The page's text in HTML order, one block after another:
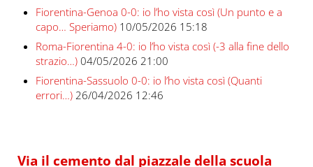
Fiorentina-Genoa 0-0: io l’ho vista così (Un punto e a
capo… Speriamo) 10/05/2026 15:18
Roma-Fiorentina 4-0: io l’ho vista così (-3 alla fine dello
strazio…) 04/05/2026 21:00
Fiorentina-Sassuolo 0-0: io l’ho vista così (Quanti
errori…) 26/04/2026 12:46
Via il cemento dal piazzale della scuola